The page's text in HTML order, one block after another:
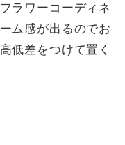
ラワーコーディネ
ム感が出るのでお
低差をつけて置く